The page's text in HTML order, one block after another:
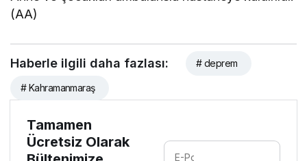
(AA)
Haberle ilgili daha fazlası: # deprem
# Kahramanmaraş
Tamamen
Ücretsiz Olarak